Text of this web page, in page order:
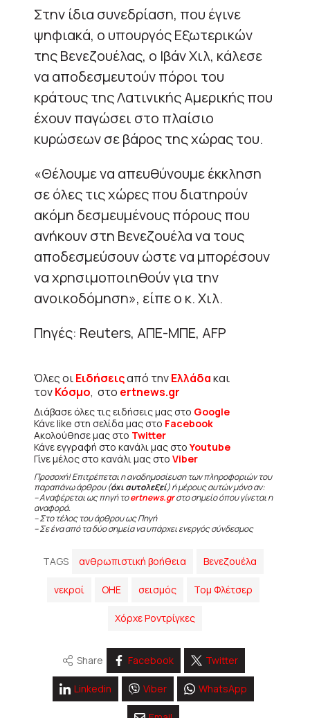
Στην ίδια συνεδρίαση, που έγινε
ψηφιακά, ο υπουργός Εξωτερικών
της Βενεζουέλας, ο Ιβάν Χιλ, κάλεσε
να αποδεσμευτούν πόροι του
κράτους της Λατινικής Αμερικής που
έχουν παγώσει στο πλαίσιο
κυρώσεων σε βάρος της χώρας του.
«Θέλουμε να απευθύνουμε έκκληση
σε όλες τις χώρες που διατηρούν
ακόμη δεσμευμένους πόρους που
ανήκουν στη Βενεζουέλα να τους
αποδεσμεύσουν ώστε να μπορέσουν
να χρησιμοποιηθούν για την
ανοικοδόμηση», είπε ο κ. Χιλ.
Πηγές: Reuters, ΑΠΕ-ΜΠΕ, AFP
Όλες οιΕιδήσειςαπό τηνΕλλάδακαι
τονΚόσμο, στο ertnews.gr
Διάβασε όλες τις ειδήσεις μας στο Google
Κάνε like στη σελίδα μας στο Facebook
Ακολούθησε μας στο Twitter
Κάνε εγγραφή στο κανάλι μας στοYoutube
Γίνε μέλος στο κανάλι μας στο Viber
Προσοχή! Επιτρέπεται η αναδημοσίευση των πληροφοριών του
παραπάνω άρθρου (όχι αυτολεξεί) ή μέρους αυτών μόνο αν:
– Αναφέρεται ως πηγή τοertnews.grστο σημείο όπου γίνεται η
αναφορά.
– Στο τέλος του άρθρου ως Πηγή
– Σε ένα από τα δύο σημεία να υπάρχει ενεργός σύνδεσμος
TAGS ανθρωπιστική βοήθεια Βενεζουέλα
νεκροί ΟΗΕ σεισμός Τομ Φλέτσερ
Χόρχε Ροντρίγκες
Share Facebook Twitter
Linkedin Viber WhatsApp